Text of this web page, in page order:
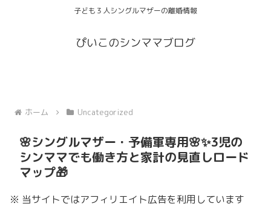
子ども３人シングルマザーの離婚情報
ぴいこのシンママブログ
ホーム Uncategorized
🌸シングルマザー・予備軍専用🌸✨3児の
シンママでも働き方と家計の見直しロード
マップ🎁
※ 当サイトではアフィリエイト広告を利用しています